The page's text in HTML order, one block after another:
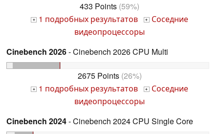
433 Points (59%)
+ 1 подробных результатов + Соседние
видеопроцессоры
Cinebench 2026- Cinebench 2026 CPU Multi
2675 Points(26%)
+ 1 подробных результатов + Соседние
видеопроцессоры
Cinebench 2024- Cinebench 2024 CPU Single Core